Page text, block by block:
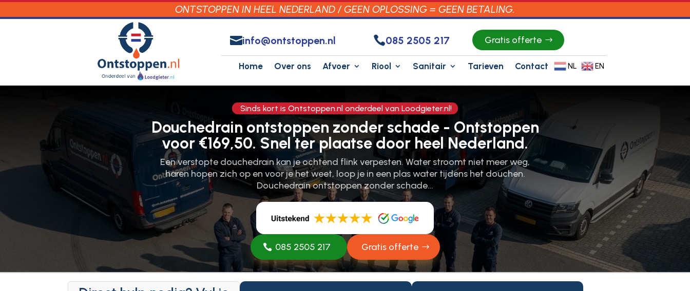
ONTSTOPPEN IN HEEL NEDERLAND / GEEN OPLOSSING = GEEN BETALING.
info@ontstoppen.nl 085 2505 217 Gratis offerte
Home Over ons Afvoer Riool Sanitair Tarieven Contact NL EN
Sinds kort is Ontstoppen.nl onderdeel van Loodgieter.nl!
Douchedrain ontstoppen zonder schade - Ontstoppen
voor €169,50. Snel ter plaatse door heel Nederland.
Een verstopte douchedrain kan je ochtend flink verpesten.​ Water stroomt niet meer weg,
haren hopen zich op en voor je het weet, loop je in een plas water tijdens het douchen.​
Douchedrain ontstoppen zonder schade…
085 2505 217 Gratis offerte